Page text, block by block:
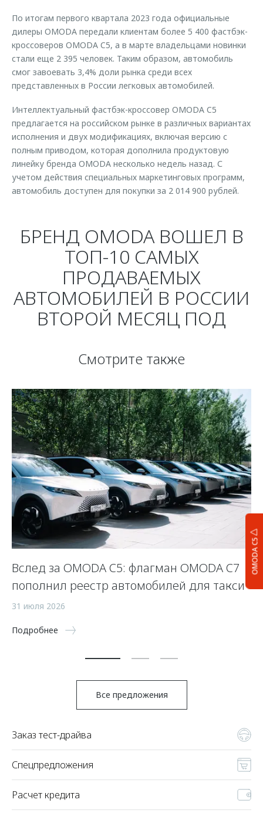
OMODA C5
По итогам первого квартала 2023 года официальные
дилеры OMODA передали клиентам более 5 400 фастбэк-
кроссоверов OMODA C5, а в марте владельцами новинки
стали еще 2 395 человек. Таким образом, автомобиль
смог завоевать 3,4% доли рынка среди всех
представленных в России легковых автомобилей.
Интеллектуальный фастбэк-кроссовер OMODA C5
предлагается на российском рынке в различных вариантах
исполнения и двух модификациях, включая версию с
полным приводом, которая дополнила продуктовую
линейку бренда OMODA несколько недель назад. С
учетом действия специальных маркетинговых программ,
автомобиль доступен для покупки за 2 014 900 рублей.
БРЕНД OMODA ВОШЕЛ В
ТОП-10 САМЫХ
ПРОДАВАЕМЫХ
АВТОМОБИЛЕЙ В РОССИИ
ВТОРОЙ МЕСЯЦ ПОД
Смотрите также
Вслед за OMODA C5: флагман OMODA C7
пополнил реестр автомобилей для такси
31 июля 2026
Подробнее
Все предложения
Заказ тест-драйва
Спецпредложения
Расчет кредита